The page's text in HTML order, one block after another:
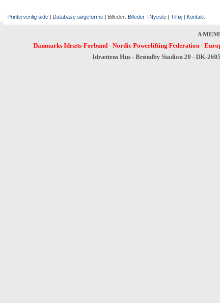
Printervenlig side | Database søgeforme | Billeder: Billeder | Nyeste | Tilføj | Kontakt
A
Danmarks Idræts-Forbund- Nordic Powerlifting Federation-
Idrættens Hus - Brøndby Stadion 20 - DK-